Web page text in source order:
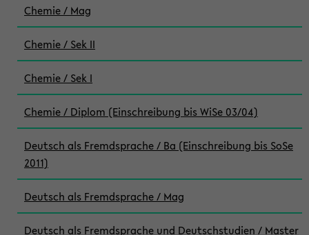
Chemie / Mag
Chemie / Sek II
Chemie / Sek I
Chemie / Diplom (Einschreibung bis WiSe 03/04)
Deutsch als Fremdsprache / Ba (Einschreibung bis SoSe
2011)
Deutsch als Fremdsprache / Mag
Deutsch als Fremdsprache und Deutschstudien / Master